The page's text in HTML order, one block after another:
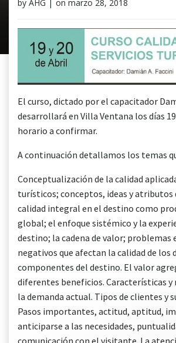
by AHG | on marzo 28, 2018
El curso, dictado por el capacitador
desarrollará en Villa Ventana los días
horario a confirmar.
A continuación detallamos los temas
Conceptualización de la calidad
turísticos; conceptos, ideas y atributos
calidad integral en el destino como
global; el enfoque sistémico y la
destino; la cadena de valor; problemas
negativos que afectan la calidad de los
componentes del destino. El valor
diferentes beneficios. Características y
la demanda actual. Tipos de clientes y
Pasos importantes, actitud, aptitud,
anticiparse a las necesidades,
comunicación con el visitante. La